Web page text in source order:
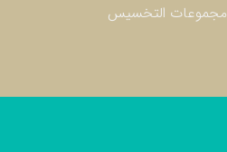
مجموعات التخسيس